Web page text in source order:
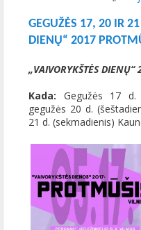
GEGUŽĖS 17, 20 IR
DIENŲ“ 2017
„VAIVORYKŠTĖS
Kada: Gegužės 17 d.
gegužės 20 d.
21 d. (sekmadienis)